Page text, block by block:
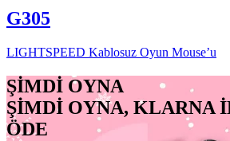
G305
LIGHTSPEED Kablosuz Oyun Mouse’u
ŞİMDİ OYNA
ŞİMDİ OYNA, KLARNA
ÖDE